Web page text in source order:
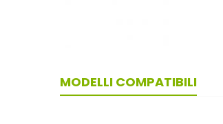
MODELLI COMPATIBILI